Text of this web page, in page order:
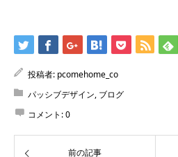
投稿者: pcomehome_co
パッシブデザイン, ブログ
コメント:0
前の記事